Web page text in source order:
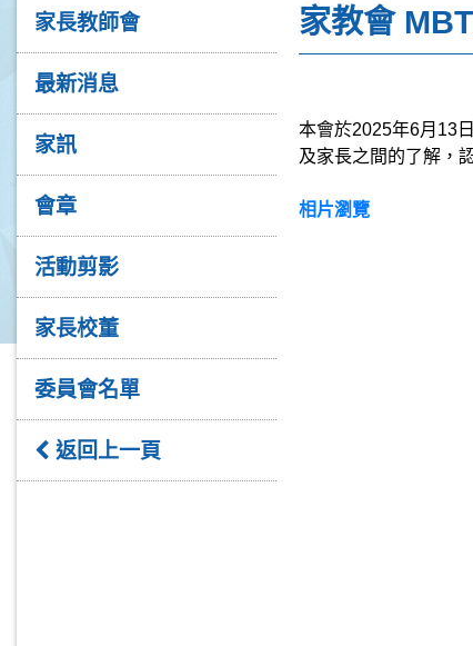
家長教師會
最新消息
家訊
會章
活動剪影
家長校董
委員會名單
返回上一頁
家教會
本會於2025年6月 13
及家長之間的了解，
相片瀏覽